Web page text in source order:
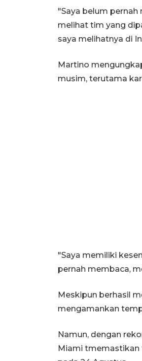
"Saya belum pernah
melihat tim yang
saya melihatnya di
Martino
musim, terutama
"Saya memiliki
pernah membaca,
Meskipun berhasil
mengamankan
Namun, dengan
Miami tmemastikan